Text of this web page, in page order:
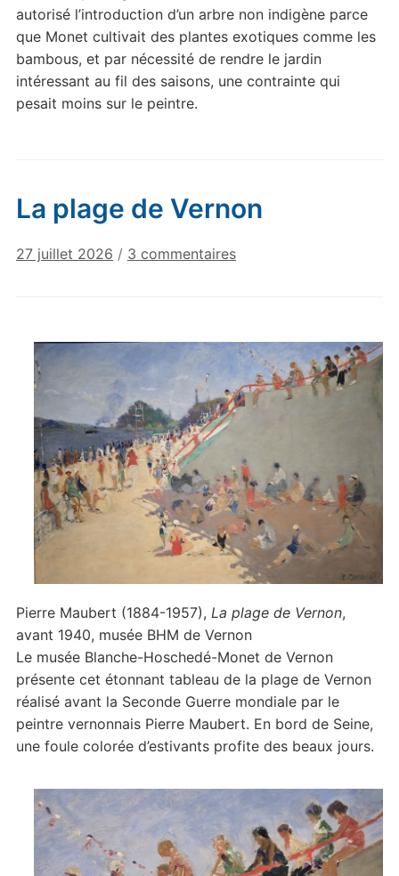
autorisé l’introduction d’un arbre non indigène parce
que Monet cultivait des plantes exotiques comme les
bambous, et par nécessité de rendre le jardin
intéressant au fil des saisons, une contrainte qui
pesait moins sur le peintre.
La plage de Vernon
27 juillet 2026 / 3 commentairessur
Vernon
Pierre Maubert (1884-1957), La plage de Vernon,
avant 1940, musée BHM de Vernon
Le musée Blanche-Hoschedé-Monet de Vernon
présente cet étonnant tableau de la plage de Vernon
réalisé avant la Seconde Guerre mondiale par le
peintre vernonnais Pierre Maubert. En bord de Seine,
une foule colorée d’estivants profite des beaux jours.